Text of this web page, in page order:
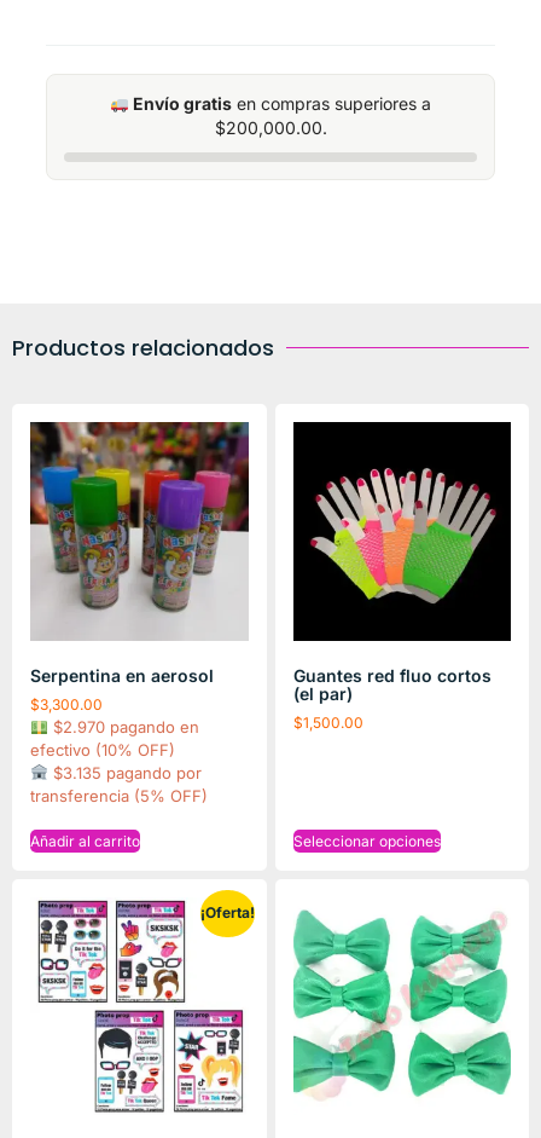
Envío gratis en compras superiores a
$200,000.00.
Productos relacionados
Serpentina en aerosol
$3,300.00
$2.970 pagando en
efectivo (10% OFF)
$3.135 pagando por
transferencia (5% OFF)
Añadir al carrito
Guantes red fluo cortos
(el par)
$1,500.00
Seleccionar opciones
¡Oferta!